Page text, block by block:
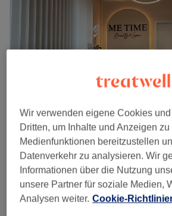
Me Time Beauty & Laser by
4,9
91 Bewertungen
zu weiteren Stadtteilen, Stuttgart
Auf Karte anzeigen
Nebenzeiten
Wir verwenden eigene Cookies
Dritten, um Inhalte und Anzeigen
Medienfunktionen bereitzustellen
Datenverkehr zu analysieren. Wir
Informationen über die Nutzung
unsere Partner für soziale Medien,
Analysen weiter. Cookie-